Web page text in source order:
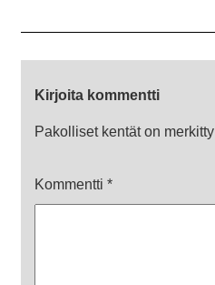
Kirjoita kommentti
Pakolliset kentät on merkitty
Kommentti *